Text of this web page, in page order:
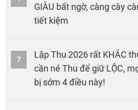
GIÀU bất ngờ, càng cày
tiết kiệm
7
Lập Thu 2026 rất KHÁC
cần né Thu để giữ LỘC,
bị sớm 4 điều này!